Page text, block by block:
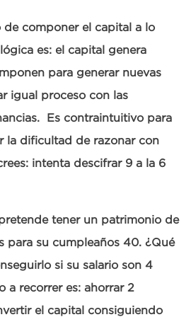
de componer el capital a lo
es: el capital genera
para generar nuevas
igual proceso con las
Es contraintuitivo para
la dificultad de razonar con
intenta descifrar 9 a la 6
tener un patrimonio de
para su cumpleaños 40. ¿Qué
si su salario son 4
a recorrer es: ahorrar 2
el capital consiguiendo